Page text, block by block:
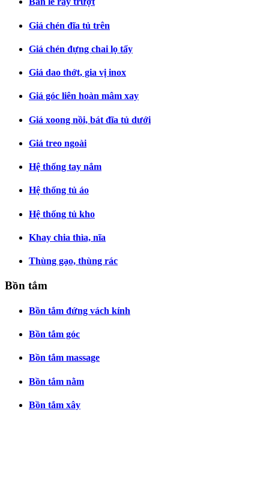
Giá chén đĩa tủ trên
Giá chén đựng chai lọ tẩy
Giá dao thớt, gia vị inox
Giá góc liên hoàn mâm xay
Giá xoong nồi, bát đĩa tủ dưới
Giá treo ngoài
Hệ thống tay nắm
Hệ thống tủ áo
Hệ thống tủ kho
Khay chia thìa, nĩa
Thùng gạo, thùng rác
Bồn tắm
Bồn tắm đứng vách kính
Bồn tắm góc
Bồn tắm massage
Bồn tắm nằm
Bồn tắm xây